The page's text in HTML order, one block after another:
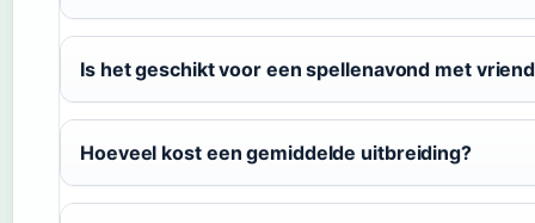
Is het geschikt voor een spellenavond met
Hoeveel kost een gemiddelde uitbreiding?